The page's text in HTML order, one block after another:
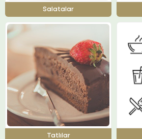
Salatalar
Tatlılar